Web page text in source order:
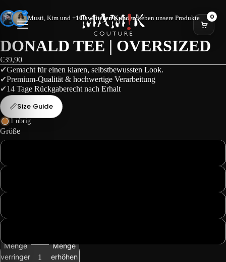
0
Musti, Kim und +100 weiteren Kundenlieben unsere Produkte
DONALD TEE | OVERSIZED
€39,90
✔Gemacht für einen klaren, selbstbewussten Look.
✔Premium-Qualität & hochwertige Verarbeitung
✔14 Tage Rückgaberecht nach Erhalt
📏Size Guide
1 übrig
Größe
Menge
verringern
Menge
erhöhen